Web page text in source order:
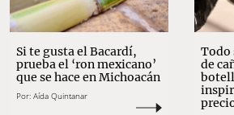
Si te gusta el Bacardí,
prueba el ‘ron mexicano’
que se hace en Michoacán
Por: Aída Quintanar
Todo
de